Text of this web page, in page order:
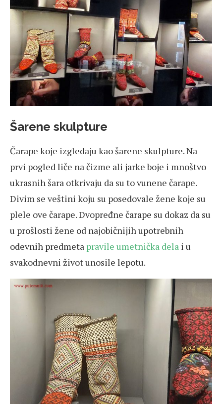
Šarene skulpture
Čarape koje izgledaju kao šarene skulpture. Na
prvi pogled liče na čizme ali jarke boje i mnoštvo
ukrasnih šara otkrivaju da su to vunene čarape.
Divim se veštini koju su posedovale žene koje su
plele ove čarape. Dvopređne čarape su dokaz da su
u prošlosti žene od najobičnijih upotrebnih
odevnih predmeta pravile umetnička dela i u
svakodnevni život unosile lepotu.